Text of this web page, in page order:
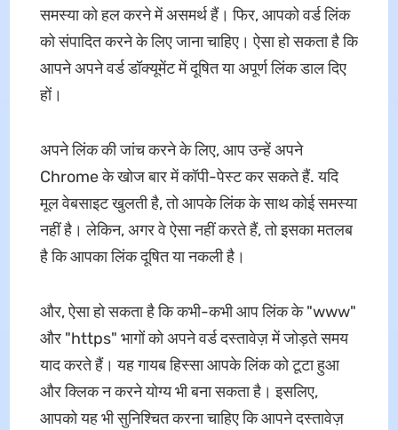
समस्या को हल करने में असमर्थ हैं। फिर, आपको वर्ड लिंक
को संपादित करने के लिए जाना चाहिए। ऐसा हो सकता है कि
आपने अपने वर्ड डॉक्यूमेंट में दूषित या अपूर्ण लिंक डाल दिए
हों।
अपने लिंक की जांच करने के लिए, आप उन्हें अपने
Chrome के खोज बार में कॉपी-पेस्ट कर सकते हैं. यदि
मूल वेबसाइट खुलती है, तो आपके लिंक के साथ कोई समस्या
नहीं है। लेकिन, अगर वे ऐसा नहीं करते हैं, तो इसका मतलब
है कि आपका लिंक दूषित या नकली है।
और, ऐसा हो सकता है कि कभी-कभी आप लिंक के "www"
और "https" भागों को अपने वर्ड दस्तावेज़ में जोड़ते समय
याद करते हैं। यह गायब हिस्सा आपके लिंक को टूटा हुआ
और क्लिक न करने योग्य भी बना सकता है। इसलिए,
आपको यह भी सुनिश्चित करना चाहिए कि आपने दस्तावेज़